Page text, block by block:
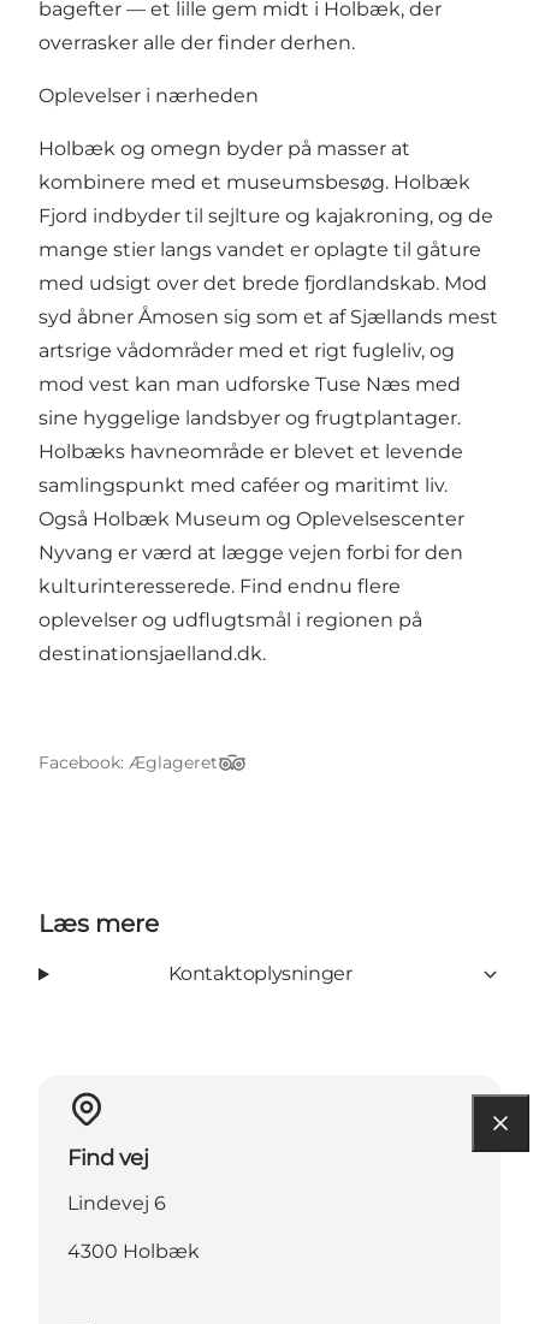
bagefter — et lille gem midt i Holbæk, der
overrasker alle der finder derhen.
Oplevelser i nærheden
Holbæk og omegn byder på masser at
kombinere med et museumsbesøg. Holbæk
Fjord indbyder til sejlture og kajakroning, og de
mange stier langs vandet er oplagte til gåture
med udsigt over det brede fjordlandskab. Mod
syd åbner Åmosen sig som et af Sjællands mest
artsrige vådområder med et rigt fugleliv, og
mod vest kan man udforske Tuse Næs med
sine hyggelige landsbyer og frugtplantager.
Holbæks havneområde er blevet et levende
samlingspunkt med caféer og maritimt liv.
Også Holbæk Museum og Oplevelsescenter
Nyvang er værd at lægge vejen forbi for den
kulturinteresserede. Find endnu flere
oplevelser og udflugtsmål i regionen på
destinationsjaelland.dk.
Facebook: Æglageret
TripAdvisor
Læs mere
Kontaktoplysninger
Find vej
Lindevej 6
4300 Holbæk